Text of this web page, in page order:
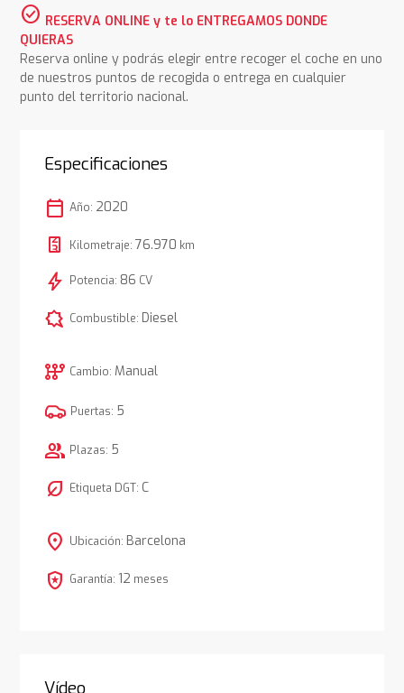
check_circle RESERVA ONLINE y te lo ENTREGAMOS DONDE
QUIERAS
Reserva online y podrás elegir entre recoger el coche en uno
de nuestros puntos de recogida o entrega en cualquier
punto del territorio nacional.
Especificaciones
calendar_today Año: 2020
Kilometraje: 76.970 km
bolt Potencia: 86 CV
comic_bubble Combustible: Diesel
auto_transmission Cambio: Manual
Puertas: 5
group Plazas: 5
nest_eco_leaf Etiqueta DGT: C
location_on Ubicación: Barcelona
local_police Garantía: 12 meses
Vídeo